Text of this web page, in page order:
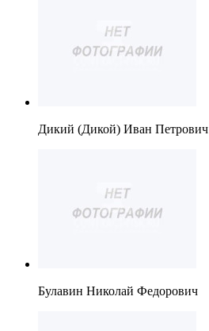
Дикий (Дикой) Иван Петрович
Булавин Николай Федорович